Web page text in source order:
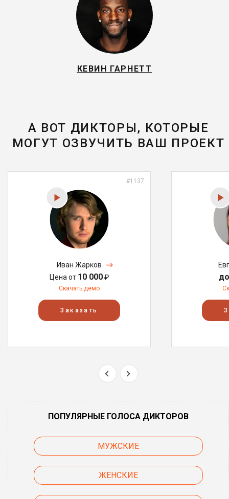
КЕВИН ГАРНEТТ
А ВОТ ДИКТОРЫ, КОТОРЫЕ
МОГУТ ОЗВУЧИТЬ ВАШ ПРОЕКТ
#1137
Иван Жарков
Цена от 10 000₽
Скачать демо
Заказать
ПОПУЛЯРНЫЕ ГОЛОСА ДИКТОРОВ
МУЖСКИЕ
ЖЕНСКИЕ